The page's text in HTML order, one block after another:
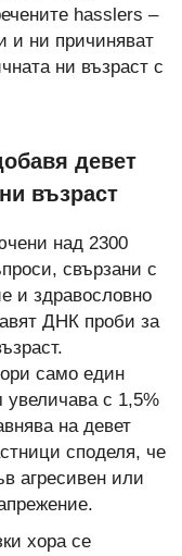
hasslers –
и ни причиняват
ни възраст с
девет
възраст
над 2300
свързани с
и здравословно
ДНК проби за
само един
увеличава с 1,5%
на девет
споделя, че
агресивен или
хора се